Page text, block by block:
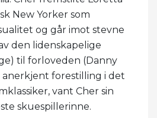
New Yorker som
og går imot stevne
den lidenskapelige
til forloveden (Danny
anerkjent forestilling i det
vant Cher sin
skuespillerinne.